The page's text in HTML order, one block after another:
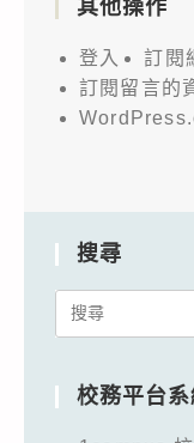
其他操作
登入
訂閱
訂閱留言的
搜尋
Search
校務平台系